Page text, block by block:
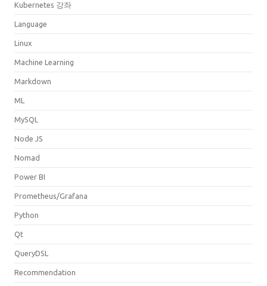
Kubernetes 강좌
Language
Linux
Machine Learning
Markdown
ML
MySQL
Node JS
Nomad
Power BI
Prometheus/Grafana
Python
Qt
QueryDSL
Recommendation